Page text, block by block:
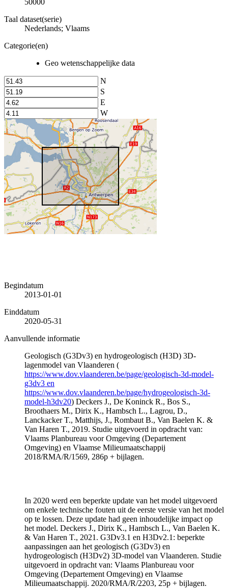
Taal dataset(serie)
Nederlands; Vlaams
Categorie(en)
Geo wetenschappelijke data
N
S
E
W
Begindatum
2013-01-01
Einddatum
2020-05-31
Aanvullende informatie
Geologisch (G3Dv3) en hydrogeologisch (H3D) 3D-
lagenmodel van Vlaanderen (
https://www.dov.vlaanderen.be/page/geologisch-3d-model-
g3dv3 en
https://www.dov.vlaanderen.be/page/hydrogeologisch-3d-
model-h3dv20) Deckers J., De Koninck R., Bos S.,
Broothaers M., Dirix K., Hambsch L., Lagrou, D.,
Lanckacker T., Matthijs, J., Rombaut B., Van Baelen K. &
Van Haren T., 2019. Studie uitgevoerd in opdracht van:
Vlaams Planbureau voor Omgeving (Departement
Omgeving) en Vlaamse Milieumaatschappij
2018/RMA/R/1569, 286p + bijlagen.
In 2020 werd een beperkte update van het model uitgevoerd
om enkele technische fouten uit de eerste versie van het model
op te lossen. Deze update had geen inhoudelijke impact op
het model. Deckers J., Dirix K., Hambsch L., Van Baelen K.
& Van Haren T., 2021. G3Dv3.1 en H3Dv2.1: beperkte
aanpassingen aan het geologisch (G3Dv3) en
hydrogeologisch (H3Dv2) 3D-model van Vlaanderen. Studie
uitgevoerd in opdracht van: Vlaams Planbureau voor
Omgeving (Departement Omgeving) en Vlaamse
Milieumaatschappij. 2020/RMA/R/2203, 25p + bijlagen.